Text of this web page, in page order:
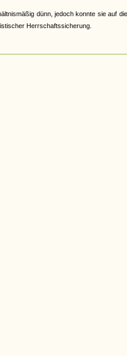
dünn, jedoch konnte sie auf
Herrschaftssicherung.